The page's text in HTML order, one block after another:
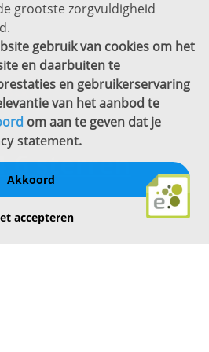
grootste zorgvuldigheid
gebruik van cookies om het
en daarbuiten te
en gebruikerservaring
van het aanbod te
om aan te geven dat je
statement.
Akkoord
accepteren